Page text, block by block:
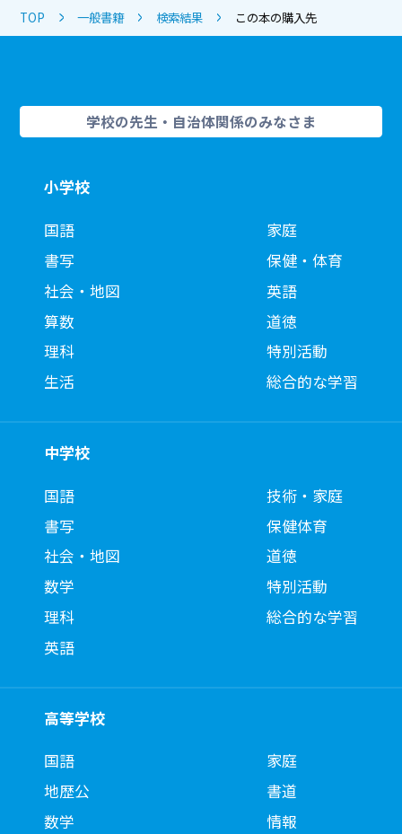
TOP 一般書籍 検索結果 この本の購入先
学校の先生・自治体関係のみなさま
小学校
国語
書写
社会・地図
算数
理科
生活
家庭
保健・体育
英語
道徳
特別活動
総合的な学習
中学校
国語
書写
社会・地図
数学
理科
英語
技術・家庭
保健体育
道徳
特別活動
総合的な学習
高等学校
国語
地歴公
数学
家庭
書道
情報